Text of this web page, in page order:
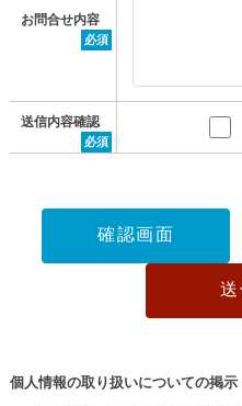
お問合せ内容
必須
送信内容確認
必須
個人情報の取り扱いについての掲示